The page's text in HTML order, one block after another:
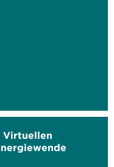
Virtuellen